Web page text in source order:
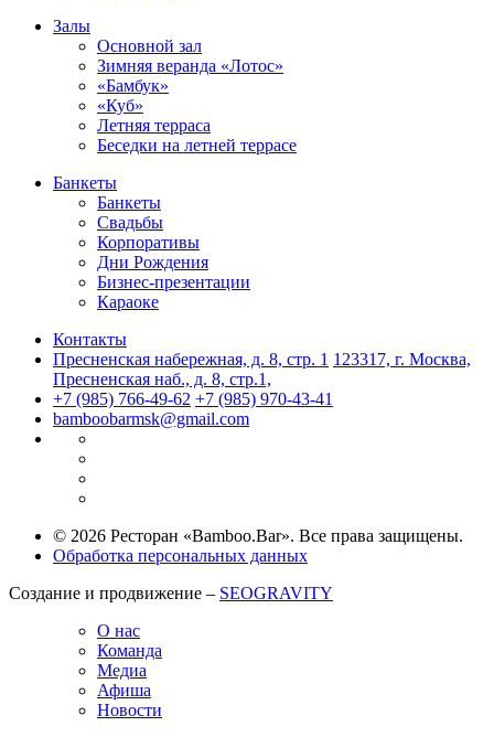
Залы
Основной зал
Зимняя веранда «Лотос»
«Бамбук»
«Куб»
Летняя терраса
Беседки на летней террасе
Банкеты
Банкеты
Свадьбы
Корпоративы
Дни Рождения
Бизнес-презентации
Караоке
Контакты
Пресненская набережная, д. 8, стр. 1 123317, г. Москва,
Пресненская наб., д. 8, стр.1,
+7 (985) 766-49-62 +7 (985) 970-43-41
bamboobarmsk@gmail.com
© 2026 Ресторан «Bamboo.Bar». Все права защищены.
Обработка персональных данных
Создание и продвижение – SEOGRAVITY
О нас
Команда
Медиа
Афиша
Новости